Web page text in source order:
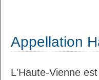
Appellation
L'Haute-Vienne